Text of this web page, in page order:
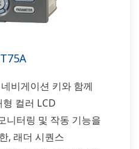
비게이션 키와 함께
컬러 LCD
니터링 및 작동 기능을
, 래더 시퀀스